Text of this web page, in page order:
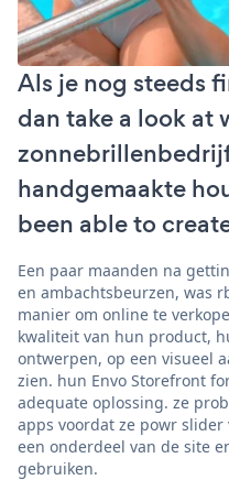
Als je nog steeds
dan take a look at
handgemaakte
been able to
Een paar maanden na
en ambachtsbeurzen, was
manier om online te
kwaliteit van hun product,
ontwerpen, op een visueel
zien. hun Envo Storefront
adequate oplossing. ze
apps voordat ze powr
een onderdeel van de site
gebruiken.